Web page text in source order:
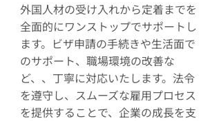
外国人材の受け入れから定着までを
全面的にワンストップでサポートし
ます。ビザ申請の手続きや生活面で
のサポート、職場環境の改善な
ど、、丁寧に対応いたします。法令
を遵守し、スムーズな雇用プロセス
を提供することで、企業の成長を支